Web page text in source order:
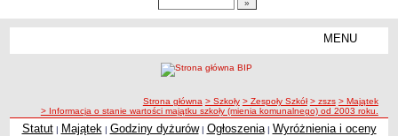
MENU
Zespoły Szkół
ścieżka nawigacji
Strona główna > Szkoły > Zespoły Szkół > zszs > Majątek
> Informacja o stanie wartości majątku szkoły (mienia komunalnego) od 2003 roku.
Statut| Majątek | Godziny dyżurów| Ogłoszenia| Wyróżnienia i oceny